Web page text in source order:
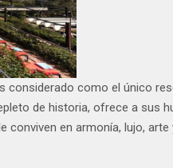
considerado como el único
de historia, ofrece a sus
conviven en armonía, lujo, arte